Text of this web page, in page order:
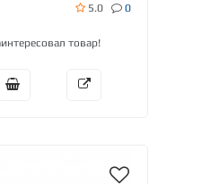
5.0 0
товар!